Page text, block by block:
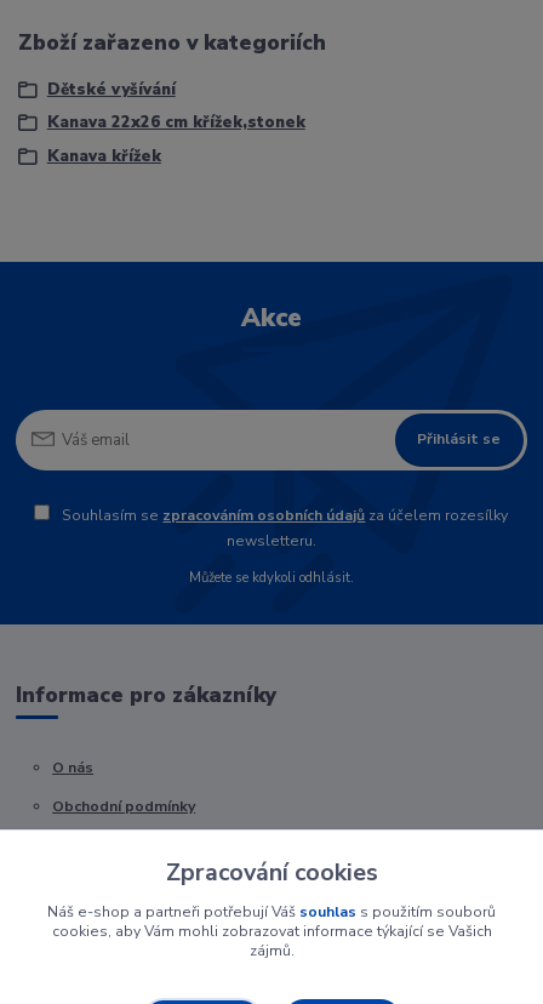
Zboží zařazeno v kategoriích
Dětské vyšívání
Kanava 22x26 cm křížek,stonek
Kanava křížek
Akce
Přihlásit se
Souhlasím se zpracováním osobních údajů za účelem rozesílky
newsletteru.
Můžete se kdykoli odhlásit.
Informace pro zákazníky
O nás
Obchodní podmínky
Zpracování cookies
Náš e-shop a partneři potřebují Váš souhlas s použitím souborů
cookies, aby Vám mohli zobrazovat informace týkající se Vašich
zájmů.